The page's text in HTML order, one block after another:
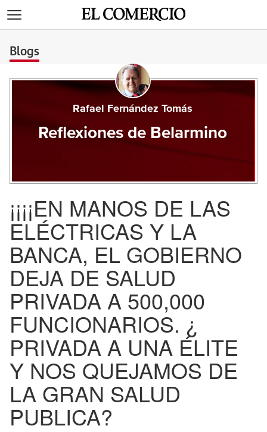
Blogs
Rafael Fernández Tomás
Reflexiones de Belarmino
¡¡¡¡EN MANOS DE LAS
ELÉCTRICAS Y LA
BANCA, EL GOBIERNO
DEJA DE SALUD
PRIVADA A 500,000
FUNCIONARIOS. ¿
PRIVADA A UNA ÉLITE
Y NOS QUEJAMOS DE
LA GRAN SALUD
PUBLICA?